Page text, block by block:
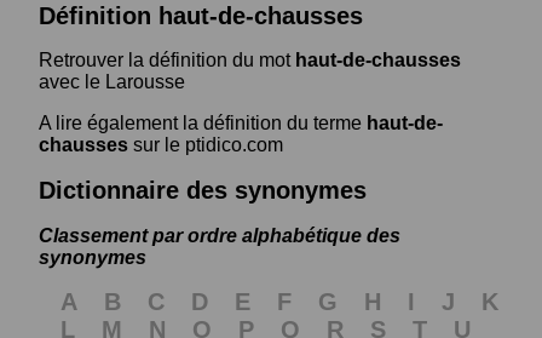
Définition haut-de-chausses
Retrouver la définition du mot haut-de-chausses
avec le Larousse
A lire également la définition du terme haut-de-
chausses sur le ptidico.com
Dictionnaire des synonymes
Classement par ordre alphabétique des
synonymes
A B C D E F G H I J
K
L
M N O P Q R S T U